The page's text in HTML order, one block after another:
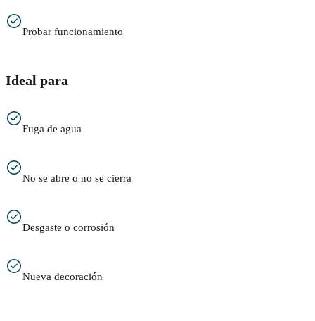
Probar funcionamiento
Ideal para
Fuga de agua
No se abre o no se cierra
Desgaste o corrosión
Nueva decoración